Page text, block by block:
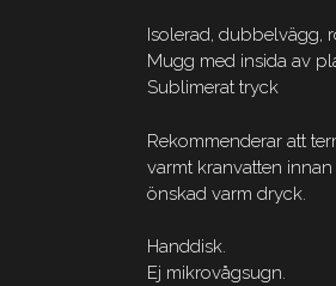
Isolerad, dubbelvägg,
Mugg med insida av
Sublimerat tryck
Rekommenderar att
varmt kranvatten
önskad varm dryck.
Handdisk.
Ej mikrovågsugn.